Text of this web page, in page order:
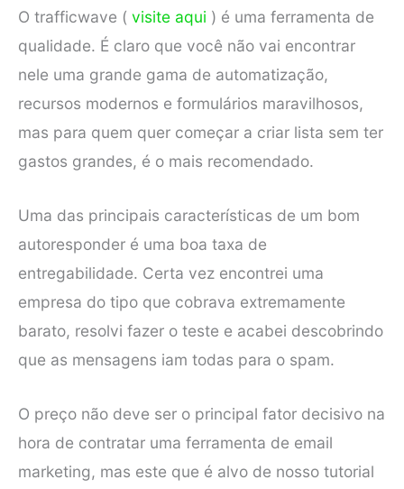
O trafficwave ( visite aqui ) é uma ferramenta de
qualidade. É claro que você não vai encontrar
nele uma grande gama de automatização,
recursos modernos e formulários maravilhosos,
mas para quem quer começar a criar lista sem ter
gastos grandes, é o mais recomendado.
Uma das principais características de um bom
autoresponder é uma boa taxa de
entregabilidade. Certa vez encontrei uma
empresa do tipo que cobrava extremamente
barato, resolvi fazer o teste e acabei descobrindo
que as mensagens iam todas para o spam.
O preço não deve ser o principal fator decisivo na
hora de contratar uma ferramenta de email
marketing, mas este que é alvo de nosso tutorial